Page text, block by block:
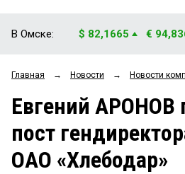
ОБЩЕСТВО
ЗАКОН
НОВОСТИ КОМПАНИЙ
В Омске: $ 82,1665 €
Главная → Новости → Новости
Евгений АРОНОВ
пост
ОАО «Хлебодар»